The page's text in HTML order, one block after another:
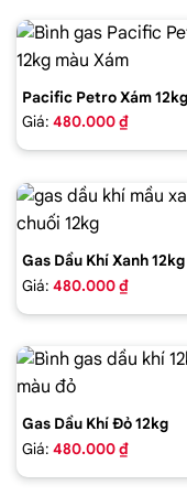
Pacific Petro Xám 12kg
Giá: 480.000 ₫
Gas Dầu Khí Xanh 12kg
Giá: 480.000 ₫
Gas Dầu Khí Đỏ 12kg
Giá: 480.000 ₫